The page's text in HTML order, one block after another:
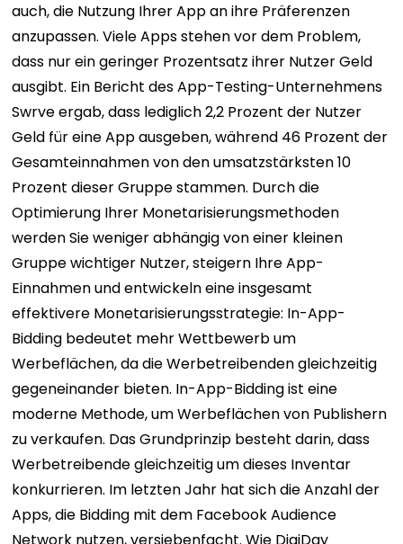
auch, die Nutzung Ihrer App an ihre Präferenzen
anzupassen. Viele Apps stehen vor dem Problem,
dass nur ein geringer Prozentsatz ihrer Nutzer Geld
ausgibt. Ein Bericht des App-Testing-Unternehmens
Swrve ergab, dass lediglich 2,2 Prozent der Nutzer
Geld für eine App ausgeben, während 46 Prozent der
Gesamteinnahmen von den umsatzstärksten 10
Prozent dieser Gruppe stammen. Durch die
Optimierung Ihrer Monetarisierungsmethoden
werden Sie weniger abhängig von einer kleinen
Gruppe wichtiger Nutzer, steigern Ihre App-
Einnahmen und entwickeln eine insgesamt
effektivere Monetarisierungsstrategie: In-App-
Bidding bedeutet mehr Wettbewerb um
Werbeflächen, da die Werbetreibenden gleichzeitig
gegeneinander bieten. In-App-Bidding ist eine
moderne Methode, um Werbeflächen von Publishern
zu verkaufen. Das Grundprinzip besteht darin, dass
Werbetreibende gleichzeitig um dieses Inventar
konkurrieren. Im letzten Jahr hat sich die Anzahl der
Apps, die Bidding mit dem Facebook Audience